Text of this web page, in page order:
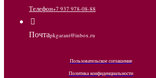
Телефон+7 937 978-08-88
Почтаpkgarant@inbox.ru
Пользовательское соглашение
Политика конфиденциальности